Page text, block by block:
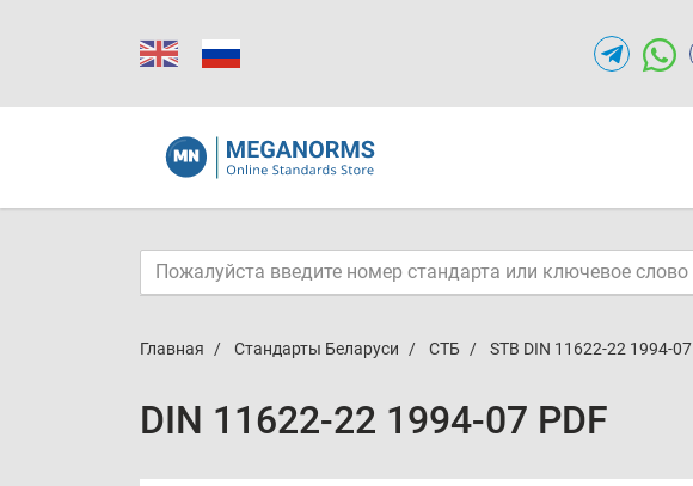
Главная Стандарты Беларуси СТБ STB DIN 11622-22 1994-07
DIN 11622-22 1994-07 PDF